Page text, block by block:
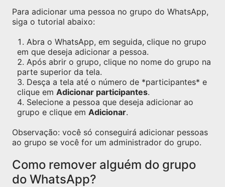
Para adicionar uma pessoa no grupo do WhatsApp,
siga o tutorial abaixo:
Abra o WhatsApp, em seguida, clique no grupo
em que deseja adicionar a pessoa.
Após abrir o grupo, clique no nome do grupo na
parte superior da tela.
Desça a tela até o número de *participantes* e
clique em Adicionar participantes.
Selecione a pessoa que deseja adicionar ao
grupo e clique em Adicionar.
Observação: você só conseguirá adicionar pessoas
ao grupo se você for um administrador do grupo.
Como remover alguém do grupo
do WhatsApp?